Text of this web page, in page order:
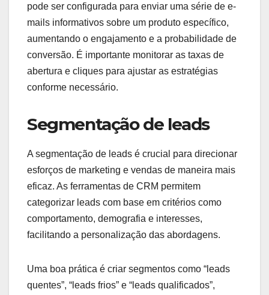
pode ser configurada para enviar uma série de e-
mails informativos sobre um produto específico,
aumentando o engajamento e a probabilidade de
conversão. É importante monitorar as taxas de
abertura e cliques para ajustar as estratégias
conforme necessário.
Segmentação de leads
A segmentação de leads é crucial para direcionar
esforços de marketing e vendas de maneira mais
eficaz. As ferramentas de CRM permitem
categorizar leads com base em critérios como
comportamento, demografia e interesses,
facilitando a personalização das abordagens.
Uma boa prática é criar segmentos como “leads
quentes”, “leads frios” e “leads qualificados”,